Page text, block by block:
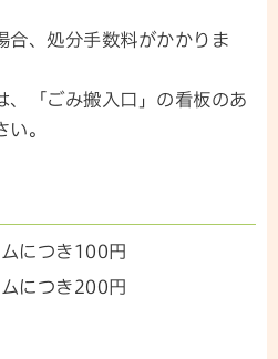
合、処分手数料がかかりま
「ごみ搬入口」の看板のあ
。
につき100円
につき200円